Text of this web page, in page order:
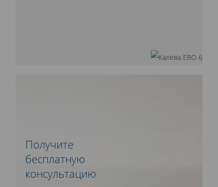
Получите
бесплатную
консультацию